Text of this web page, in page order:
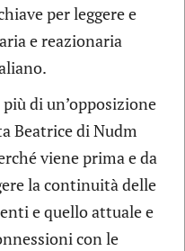
per leggere e
e reazionaria
di un’opposizione
Beatrice di Nudm
viene prima e da
la continuità delle
e quello attuale e
con le